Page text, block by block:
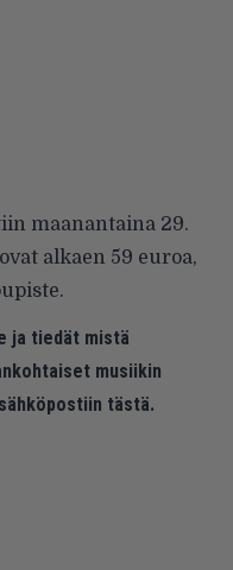
maanantaina 29.
alkaen 59 euroa,
ja tiedät mistä
musiikin
tästä.